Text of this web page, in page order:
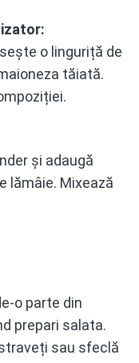
o linguriță de
tăiată.
și adaugă
lămâie. Mixează
o parte din
prepari salata.
sau sfeclă